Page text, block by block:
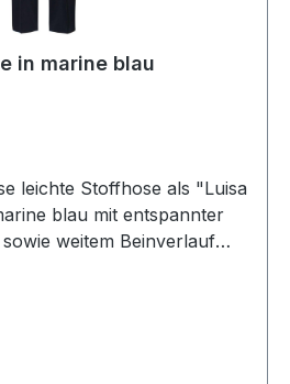
in marine blau
leichte Stoffhose als "Luisa
blau mit entspannter
weitem Beinverlauf